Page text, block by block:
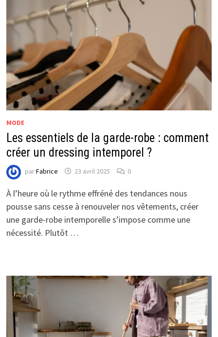
MODE
Les essentiels de la garde-robe : comment
créer un dressing intemporel ?
parFabrice 23 avril 2025 0
À l’heure où le rythme effréné des tendances nous
pousse sans cesse à renouveler nos vêtements, créer
une garde-robe intemporelle s’impose comme une
nécessité. Plutôt …